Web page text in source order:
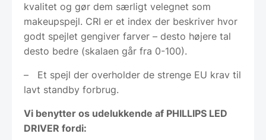
kvalitet og gør dem særligt velegnet som
makeupspejl. CRI er et index der beskriver hvor
godt spejlet gengiver farver – desto højere tal
desto bedre (skalaen går fra 0-100).
– Et spejl der overholder de strenge EU krav til
lavt standby forbrug.
Vi benytter os udelukkende af PHILLIPS LED
DRIVER fordi: